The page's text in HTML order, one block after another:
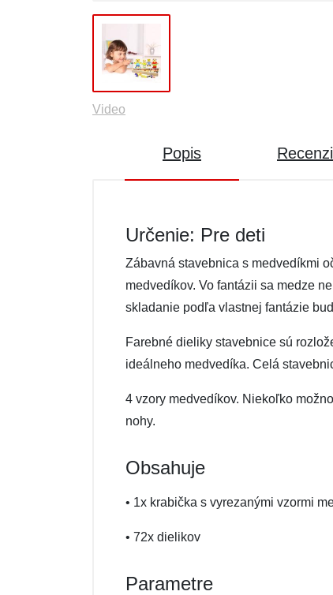
Video
Popis
Určenie: Pre deti
Zábavná stavebnica s medvedíkmi
medvedíkov. Vo fantázii sa medze
skladanie podľa vlastnej fantázie
Farebné dieliky stavebnice sú
ideálneho medvedíka. Celá
4 vzory medvedíkov. Niekoľko
nohy.
Obsahuje
• 1x krabička s vyrezanými vzormi
• 72x dielikov
Parametre